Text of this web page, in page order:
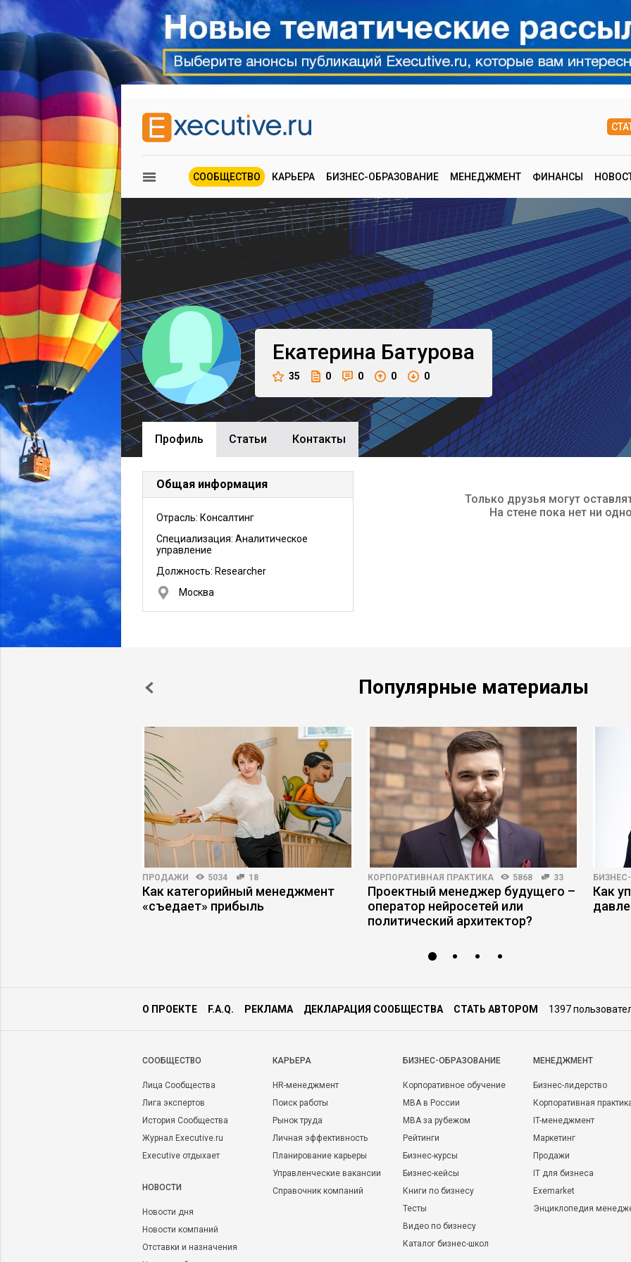
СООБЩЕСТВО КАРЬЕРА БИЗНЕС-ОБРАЗОВАНИЕ МЕНЕДЖМЕНТ ФИНАНСЫ
Екатерина Батурова
35 0 0 0 0
Профиль Cтатьи Контакты
Общая информация
Отрасль: Консалтинг
Специализация: Аналитическое
управление
Должность: Researcher
Москва
Только друзья могут
На стене пока нет ни
Популярные материалы
ПРОДАЖИ 5034 18
Как категорийный менеджмент
«съедает» прибыль
КОРПОРАТИВНАЯ ПРАКТИКА 5868 33
Проектный менеджер будущего –
оператор нейросетей или
политический архитектор?
Как
О ПРОЕКТЕ F.A.Q. РЕКЛАМА ДЕКЛАРАЦИЯ СООБЩЕСТВА СТАТЬ АВТОРОМ 1397
CООБЩЕСТВО
Лица Сообщества
Лига экспертов
История Сообщества
Журнал Executive.ru
Executive отдыхает
НОВОСТИ
Новости дня
Новости компаний
Отставки и назначения
КАРЬЕРА
HR-менеджмент
Поиск работы
Рынок труда
Личная эффективность
Планирование карьеры
Управленческие вакансии
Справочник компаний
БИЗНЕС-ОБРАЗОВАНИЕ
Корпоративное обучение
MBA в России
MBA за рубежом
Рейтинги
Бизнес-курсы
Бизнес-кейсы
Книги по бизнесу
Тесты
Видео по бизнесу
Каталог бизнес-школ
МЕНЕДЖМЕНТ
Бизнес-лидерство
Корпоративная
IT-менеджмент
Маркетинг
Продажи
IT для бизнеса
Exemarket
Энциклопедия